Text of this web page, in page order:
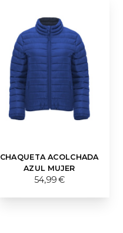
CHAQUETA ACOLCHADA
AZUL MUJER
54,99 €